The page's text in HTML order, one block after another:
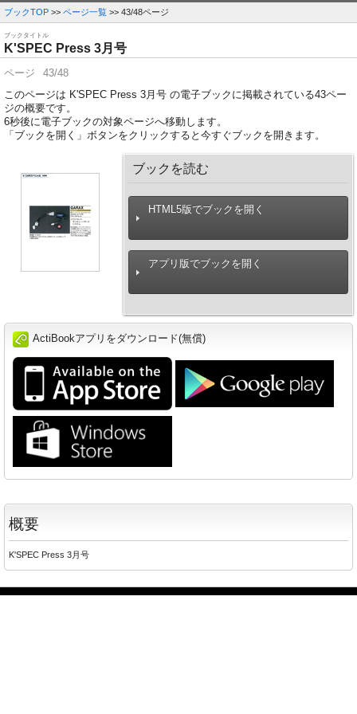
ブックTOP >> ページ一覧 >> 43/48ページ
ブックタイトル
K'SPEC Press 3月号
ページ
43/48
このページは K'SPEC Press 3月号 の電子ブックに掲載されている43ペー
ジの概要です。
6秒後に電子ブックの対象ページへ移動します。
「ブックを開く」ボタンをクリックすると今すぐブックを開きます。
ブックを読む
HTML5版でブックを開く
アプリ版でブックを開く
ActiBookアプリをダウンロード(無償)
概要
K'SPEC Press 3月号